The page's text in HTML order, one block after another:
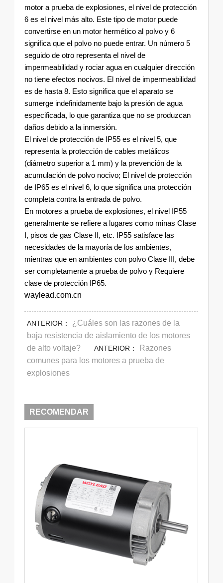
motor a prueba de explosiones, el nivel de protección
6 es el nivel más alto. Este tipo de motor puede
convertirse en un motor hermético al polvo y 6
significa que el polvo no puede entrar. Un número 5
seguido de otro representa el nivel de
impermeabilidad y rociar agua en cualquier dirección
no tiene efectos nocivos. El nivel de impermeabilidad
es de hasta 8. Esto significa que el aparato se
sumerge indefinidamente bajo la presión de agua
especificada, lo que garantiza que no se produzcan
daños debido a la inmersión.
El nivel de protección de IP55 es el nivel 5, que
representa la protección de cables metálicos
(diámetro superior a 1 mm) y la prevención de la
acumulación de polvo nocivo; El nivel de protección
de IP65 es el nivel 6, lo que significa una protección
completa contra la entrada de polvo.
En motores a prueba de explosiones, el nivel IP55
generalmente se refiere a lugares como minas Clase
I, pisos de gas Clase II, etc. IP55 satisface las
necesidades de la mayoría de los ambientes,
mientras que en ambientes con polvo Clase III, debe
ser completamente a prueba de polvo y Requiere
clase de protección IP65.
waylead.com.cn
ANTERIOR：
¿Cuáles son las razones de la
baja resistencia de aislamiento de los motores
de alto voltaje? ANTERIOR：
Razones
comunes para los motores a prueba de
explosiones
RECOMENDAR